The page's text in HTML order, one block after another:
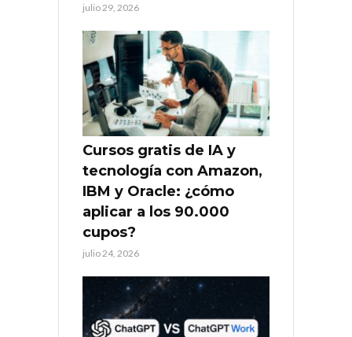
julio 29, 2026
Cursos gratis de IA y
tecnología con Amazon,
IBM y Oracle: ¿cómo
aplicar a los 90.000
cupos?
julio 24, 2026